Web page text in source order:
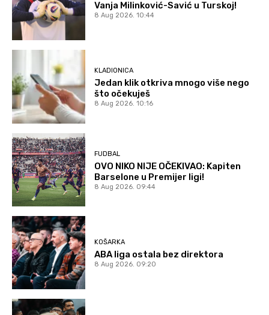
Vanja Milinković-Savić u Turskoj!
8 Aug 2026. 10:44
KLADIONICA
Jedan klik otkriva mnogo više nego
što očekuješ
8 Aug 2026. 10:16
FUDBAL
OVO NIKO NIJE OČEKIVAO: Kapiten
Barselone u Premijer ligi!
8 Aug 2026. 09:44
KOŠARKA
ABA liga ostala bez direktora
8 Aug 2026. 09:20